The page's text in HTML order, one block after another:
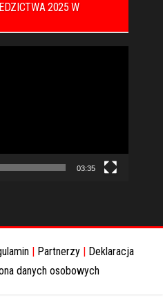
2025 W
03:35
Partnerzy
Deklaracja
danych osobowych